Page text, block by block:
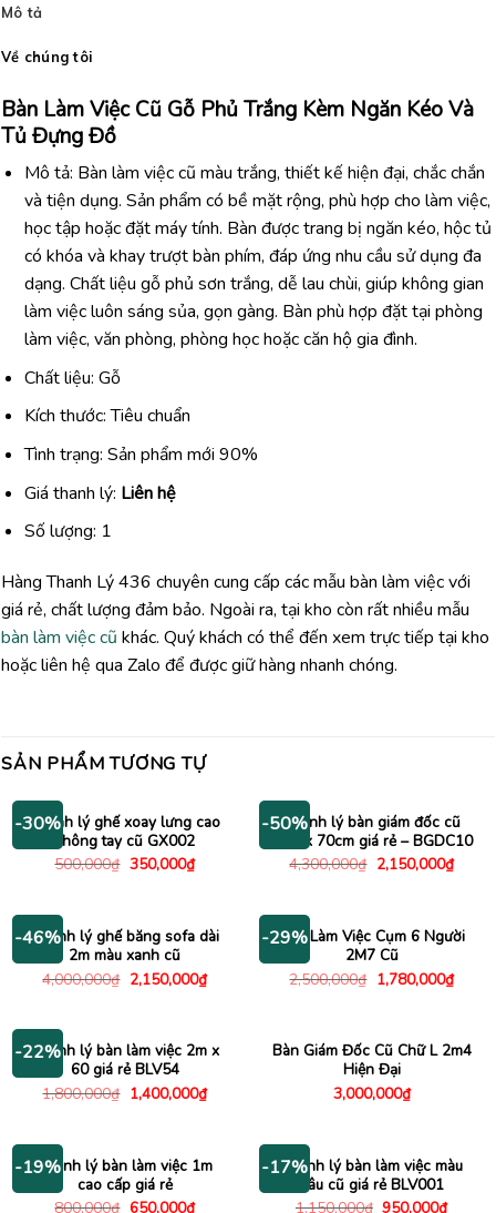
Mô tả
Về chúng tôi
Bàn Làm Việc Cũ Gỗ Phủ Trắng Kèm Ngăn Kéo Và
Tủ Đựng Đồ
Mô tả: Bàn làm việc cũ màu trắng, thiết kế hiện đại, chắc chắn
và tiện dụng. Sản phẩm có bề mặt rộng, phù hợp cho làm việc,
học tập hoặc đặt máy tính. Bàn được trang bị ngăn kéo, hộc tủ
có khóa và khay trượt bàn phím, đáp ứng nhu cầu sử dụng đa
dạng. Chất liệu gỗ phủ sơn trắng, dễ lau chùi, giúp không gian
làm việc luôn sáng sủa, gọn gàng. Bàn phù hợp đặt tại phòng
làm việc, văn phòng, phòng học hoặc căn hộ gia đình.
Chất liệu: Gỗ
Kích thước: Tiêu chuẩn
Tình trạng: Sản phẩm mới 90%
Giá thanh lý: Liên hệ
Số lượng: 1
Hàng Thanh Lý 436 chuyên cung cấp các mẫu bàn làm việc với
giá rẻ, chất lượng đảm bảo. Ngoài ra, tại kho còn rất nhiều mẫu
bàn làm việc cũ khác. Quý khách có thể đến xem trực tiếp tại kho
hoặc liên hệ qua Zalo để được giữ hàng nhanh chóng.
SẢN PHẨM TƯƠNG TỰ
-30%
Thanh lý ghế xoay lưng cao
không tay cũ GX002
500,000₫ Giá
350,000₫Giá
hiện
350,000₫.
-50%
Thanh lý bàn giám đốc cũ
1m4 x 70cm giá rẻ – BGDC10
4,300,000₫ Giá
gốc
2,150,000₫Giá
hiện
-46%
Thanh lý ghế băng sofa dài
2m màu xanh cũ
4,000,000₫ Giá
gốc
2,150,000₫Giá
hiện
-29%
Bàn Làm Việc Cụm 6 Người
2M7 Cũ
2,500,000₫ Giá
gốc
1,780,000₫Giá
hiện
-22%
Thanh lý bàn làm việc 2m x
60 giá rẻ BLV54
1,800,000₫ Giá
gốc
1,400,000₫Giá
hiện
1,400,000₫.
Bàn Giám Đốc Cũ Chữ L 2m4
Hiện Đại
3,000,000₫
-19%Thanh lý bàn làm việc 1m
cao cấp giá rẻ
800,000₫ Giá
650,000₫Giá
-17%
Thanh lý bàn làm việc màu
nâu cũ giá rẻ BLV001
1,150,000₫ Giá
950,000₫Giá